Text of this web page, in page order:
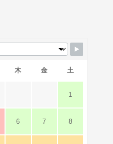
木 金 土
1
6 7 8